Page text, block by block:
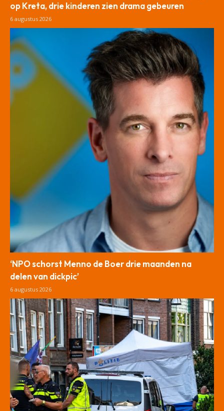
op Kreta, drie kinderen zien drama gebeuren
6 augustus 2026
‘NPO schorst Menno de Boer drie maanden na
delen van dickpic’
6 augustus 2026